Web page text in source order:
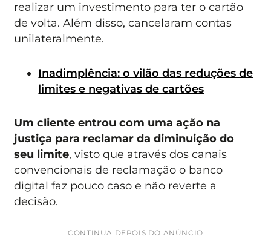
realizar um investimento para ter o cartão
de volta. Além disso, cancelaram contas
unilateralmente.
Inadimplência: o vilão das reduções de
limites e negativas de cartões
Um cliente entrou com uma ação na
justiça para reclamar da diminuição do
seu limite, visto que através dos canais
convencionais de reclamação o banco
digital faz pouco caso e não reverte a
decisão.
CONTINUA DEPOIS DO ANÚNCIO